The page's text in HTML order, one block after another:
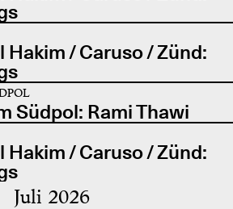
Hakim / Caruso / Zünd:
Südpol: Rami Thawi
Hakim / Caruso / Zünd:
Juli 2026